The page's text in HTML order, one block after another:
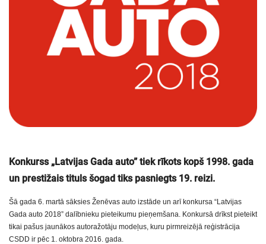
Konkurss „Latvijas Gada auto” tiek rīkots kopš 1998. gada
un prestižais tituls šogad tiks pasniegts 19. reizi.
Šā gada 6. martā sāksies Ženēvas auto izstāde un arī konkursa “Latvijas
Gada auto 2018” dalībnieku pieteikumu pieņemšana. Konkursā drīkst pieteikt
tikai pašus jaunākos autoražotāju modeļus, kuru pirmreizējā reģistrācija
CSDD ir pēc 1. oktobra 2016. gada.